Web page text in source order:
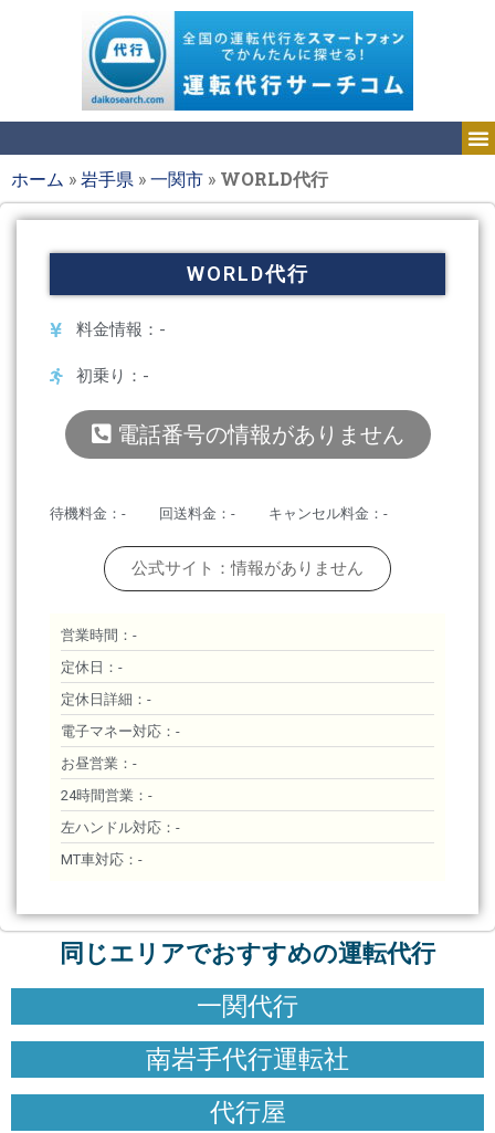
ホーム »岩手県 »一関市 » WORLD代行
WORLD代行
料金情報：-
初乗り：-
電話番号の情報がありません
待機料金：- 回送料金：- キャンセル料金：-
公式サイト：情報がありません
営業時間：-
定休日：-
定休日詳細：-
電子マネー対応：-
お昼営業：-
24時間営業：-
左ハンドル対応：-
MT車対応：-
同じエリアでおすすめの運転代行
一関代行
南岩手代行運転社
代行屋